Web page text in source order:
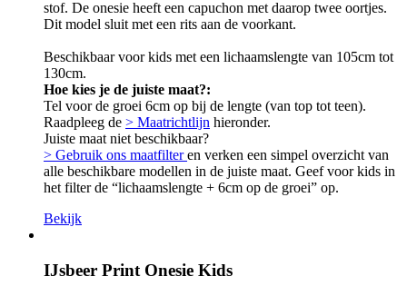
stof. De onesie heeft een capuchon met daarop twee oortjes.
Dit model sluit met een rits aan de voorkant.
Beschikbaar voor kids met een lichaamslengte van 105cm tot
130cm.
Hoe kies je de juiste maat?:
Tel voor de groei 6cm op bij de lengte (van top tot teen).
Raadpleeg de > Maatrichtlijn hieronder.
Juiste maat niet beschikbaar?
> Gebruik ons maatfilteren verken een simpel overzicht van
alle beschikbare modellen in de juiste maat. Geef voor kids in
het filter de “lichaamslengte + 6cm op de groei” op.
Bekijk
IJsbeer Print Onesie Kids